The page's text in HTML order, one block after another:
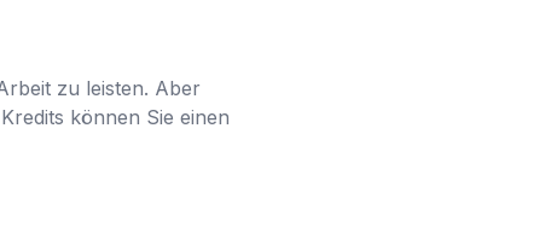
zu leisten. Aber
können Sie einen